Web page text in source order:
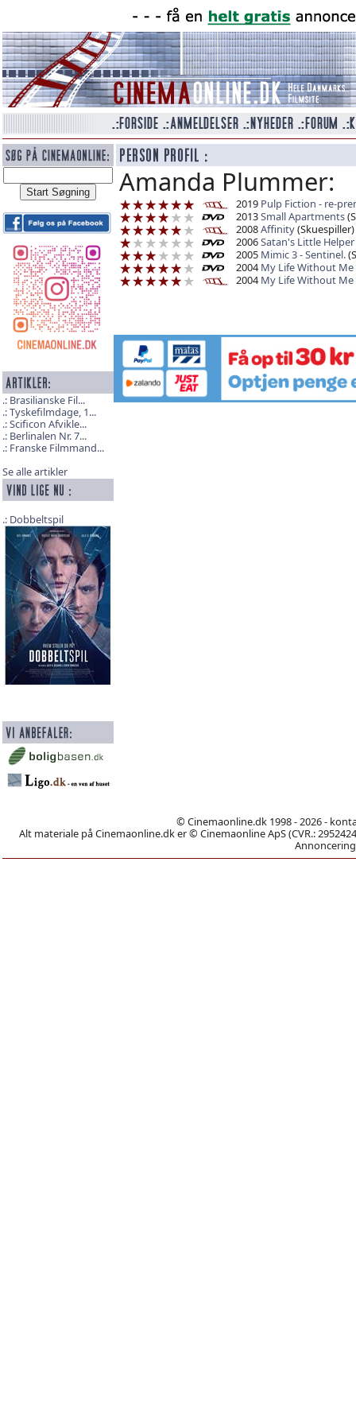
Brasilianske Fil...
Tyskefilmdage, 1...
Scificon Afvikle...
Berlinalen Nr. 7...
Franske Filmmand...
Se alle artikler
Dobbeltspil
Amanda Plummer:
2019 Pulp Fiction - re-
2013Small Apartments
2008Affinity(Skuespiller)
2006Satan's Little Helper
2005 Mimic 3 - Sentinel.
2004 My Life Without Me
2004 My Life Without Me
© Cinemaonline.dk 1998 - 2026 -
Alt materiale på Cinemaonline.dk er © Cinemaonline ApS (CVR.: